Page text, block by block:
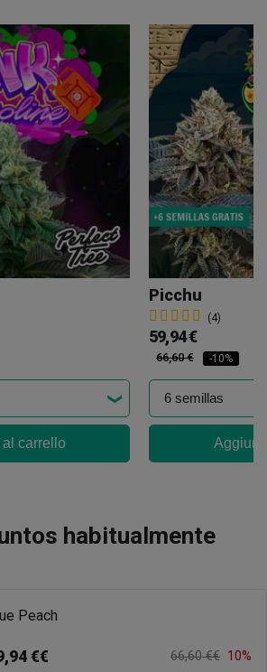
carrello
Picchu
(4)
59,94 €
66,60 € -10%
habitualmente
Peach
€€ 66,60 €€ 10%